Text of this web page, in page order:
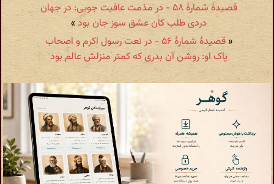
قصیدهٔ شمارهٔ ۵۸ - در مذمت عافیت جویی: در جهان
دردی طلب کان عشق سوز جان بود»
«
قصیدهٔ شمارهٔ ۵۶ - در نعت رسول اکرم و اصحاب
پاک او: روشن آن بدری که کمتر منزلش عالم بود